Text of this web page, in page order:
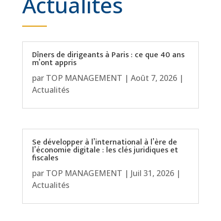
Dîners de dirigeants à Paris : ce que 40 ans
m’ont appris
par TOP MANAGEMENT | Août 7, 2026|
Actualités
Se développer à l’international à l’ère de
l’économie digitale : les clés juridiques et
fiscales
par TOP MANAGEMENT | Juil 31, 2026|
Actualités